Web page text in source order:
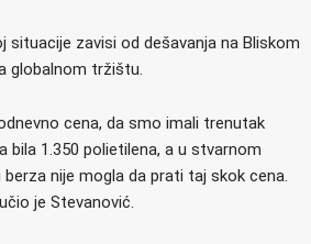
situacije zavisi od dešavanja na Bliskom
globalnom tržištu.
cena, da smo imali trenutak
bila 1.350 polietilena, a u stvarnom
berza nije mogla da prati taj skok cena.
je Stevanović.